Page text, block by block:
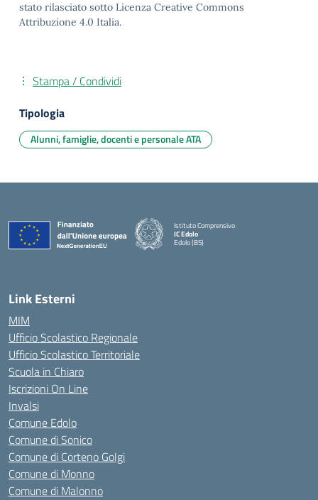
stato rilasciato sotto Licenza Creative Commons
Attribuzione 4.0 Italia.
Stampa / Condividi
Tipologia
Alunni, famiglie, docenti e personale ATA
Istituto Comprensivo
IC Edolo
Edolo (BS)
Link Esterni
MIM
Ufficio Scolastico Regionale
Ufficio Scolastico Territoriale
Scuola in Chiaro
Iscrizioni On Line
Invalsi
Comune Edolo
Comune di Sonico
Comune di Corteno Golgi
Comune di Monno
Comune di Malonno